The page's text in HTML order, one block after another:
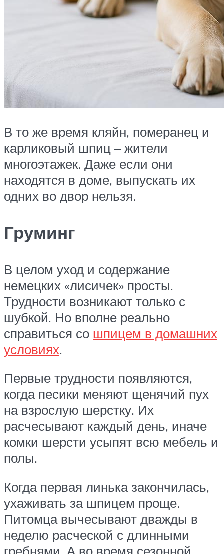
В то же время кляйн, померанец и
карликовый шпиц – жители
многоэтажек. Даже если они
находятся в доме, выпускать их
одних во двор нельзя.
Груминг
В целом уход и содержание
немецких «лисичек» просты.
Трудности возникают только с
шубкой. Но вполне реально
справиться со шпицем в домашних
условиях.
Первые трудности появляются,
когда песики меняют щенячий пух
на взрослую шерстку. Их
расчесывают каждый день, иначе
комки шерсти усыпят всю мебель и
полы.
Когда первая линька закончилась,
ухаживать за шпицем проще.
Питомца вычесывают дважды в
неделю расческой с длинными